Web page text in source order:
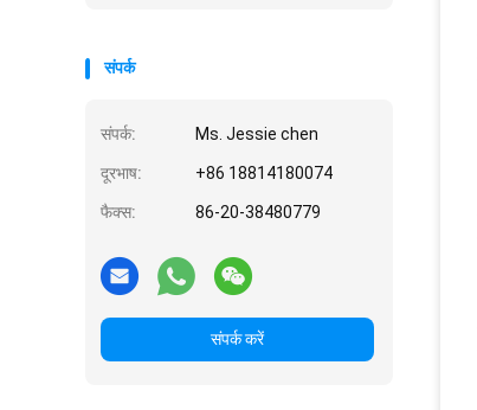
संपर्क
संपर्क: Ms. Jessie chen
दूरभाष: +86 18814180074
फैक्स: 86-20-38480779
संपर्क करें